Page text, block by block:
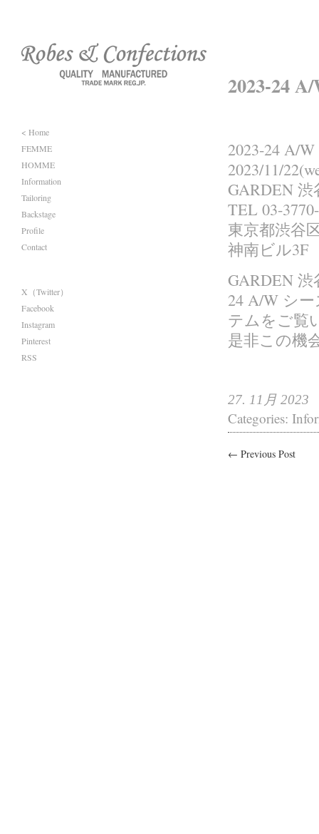
< Home
FEMME
HOMME
Information
Tailoring
Backstage
Profile
Contact
X（Twitter）
Facebook
Instagram
Pinterest
RSS
2023-24
2023-24 A/
2023/11/
GARDEN 渋
TEL 03-
東京都渋谷
神南ビル3F
GARDEN
24 A/W シ
テムをご覧
是非この機
27. 11月 2023
Categories:
← Previous Post